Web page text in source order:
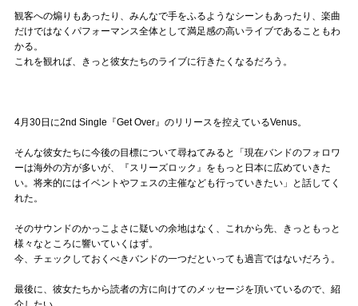
観客への煽りもあったり、みんなで手をふるようなシーンもあったり、楽曲
だけではなくパフォーマンス全体として満足感の高いライブであることもわ
かる。
これを観れば、きっと彼女たちのライブに行きたくなるだろう。
4月30日に2nd Single『Get Over』のリリースを控えているVenus。
そんな彼女たちに今後の目標について尋ねてみると「現在バンドのフォロワ
ーは海外の方が多いが、『スリーズロック』をもっと日本に広めていきた
い。将来的にはイベントやフェスの主催なども行っていきたい」と話してく
れた。
そのサウンドのかっこよさに疑いの余地はなく、これから先、きっともっと
様々なところに響いていくはず。
今、チェックしておくべきバンドの一つだといっても過言ではないだろう。
最後に、彼女たちから読者の方に向けてのメッセージを頂いているので、紹